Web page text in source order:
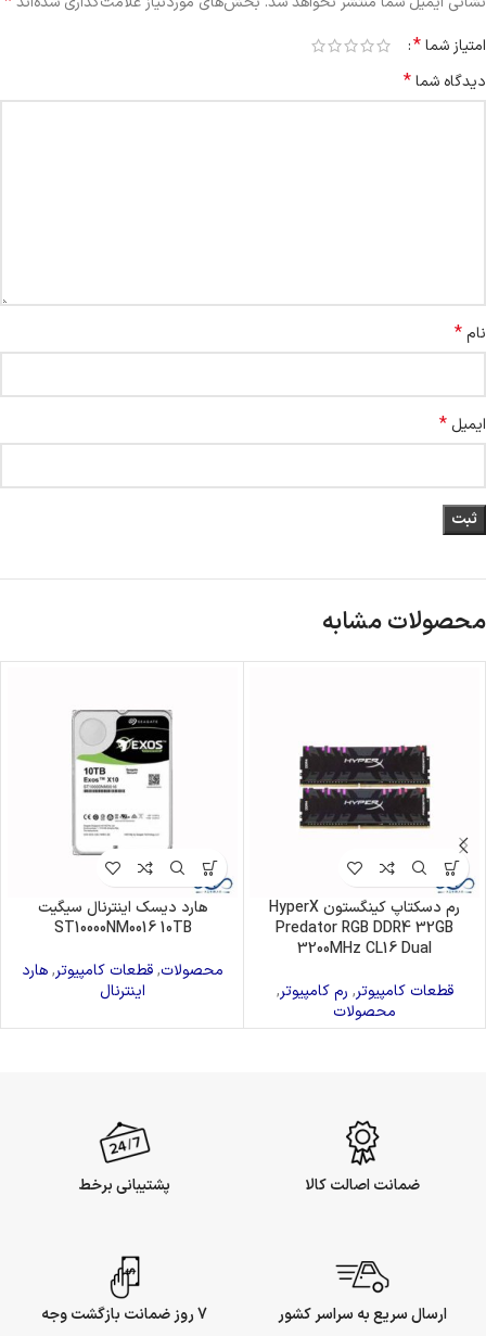
امتیاز شما*
دیدگاه شما*
نام*
ایمیل *
محصولات مشابه
رم دسکتاپ کینگستون HyperX
Predator RGB DDR4 32GB
3200MHz CL16 Dual
قطعات کامپیوتر, رم کامپیوتر,
محصولات
هارد دیسک اینترنال سیگیت
ST10000NM0016 10TB
محصولات,قطعات کامپیوتر,هارد
اینترنال
ضمانت اصالت کالا پشتیبانی برخط
ارسال سریع به سراسر کشور 7 روز ضمانت بازگشت وجه